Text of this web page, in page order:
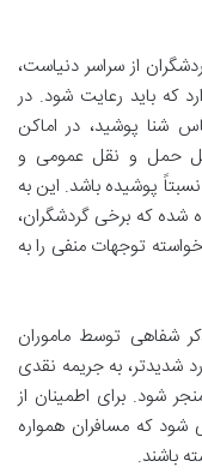
از سراسر دنیاست،
که باید رعایت شود. در
شنا پوشید، در اماکن
حمل و نقل عمومی و
پوشیده باشد. این به
شده که برخی گردشگران،
توجهات منفی را به
شفاهی توسط ماموران
شدیدتر، به جریمه نقدی
شود. برای اطمینان از
که مسافران همواره
باشند.